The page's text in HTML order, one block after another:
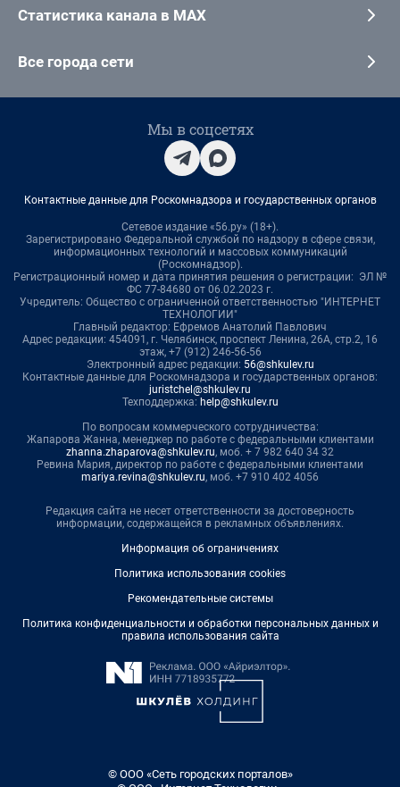
Статистика канала в MAX
Все города сети
Мы в соцсетях
Контактные данные для Роскомнадзора и государственных органов
Сетевое издание «56.ру» (18+).
Зарегистрировано Федеральной службой по надзору в сфере связи,
информационных технологий и массовых коммуникаций
(Роскомнадзор).
Регистрационный номер и дата принятия решения о регистрации: ЭЛ №
ФС 77-84680 от 06.02.2023 г.
Учредитель: Общество с ограниченной ответственностью "ИНТЕРНЕТ
ТЕХНОЛОГИИ"
Главный редактор: Ефремов Анатолий Павлович
Адрес редакции: 454091, г. Челябинск, проспект Ленина, 26А, стр.2, 16
этаж, +7 (912) 246-56-56
Электронный адрес редакции: 56@shkulev.ru
Контактные данные для Роскомнадзора и государственных органов:
juristchel@shkulev.ru
Техподдержка: help@shkulev.ru
По вопросам коммерческого сотрудничества:
Жапарова Жанна, менеджер по работе с федеральными клиентами
zhanna.zhaparova@shkulev.ru, моб. + 7 982 640 34 32
Ревина Мария, директор по работе с федеральными клиентами
mariya.revina@shkulev.ru, моб. +7 910 402 4056
Редакция сайта не несет ответственности за достоверность
информации, содержащейся в рекламных объявлениях.
Информация об ограничениях
Политика использования cookies
Рекомендательные системы
Политика конфиденциальности и обработки персональных данных и
правила использования сайта
© ООО «Сеть городских порталов»